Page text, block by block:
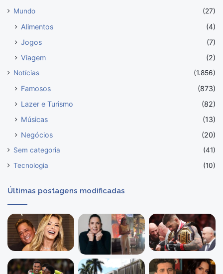
Mundo
(27)
Alimentos
(4)
Jogos
(7)
Viagem
(2)
Notícias (1.856)
Famosos
(873)
Lazer e Turismo
(82)
Músicas
(13)
Negócios
(20)
Sem categoria
(41)
Tecnologia
(10)
Últimas postagens modificadas